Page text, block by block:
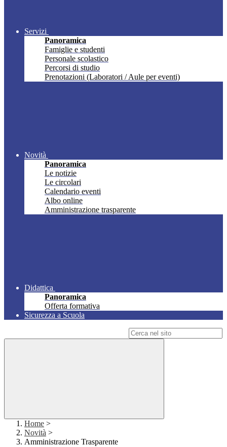
Servizi
Panoramica
Famiglie e studenti
Personale scolastico
Percorsi di studio
Prenotazioni (Laboratori / Aule per eventi)
Novità
Panoramica
Le notizie
Le circolari
Calendario eventi
Albo online
Amministrazione trasparente
Didattica
Panoramica
Offerta formativa
Sicurezza a Scuola
Home >
Novità >
Amministrazione Trasparente